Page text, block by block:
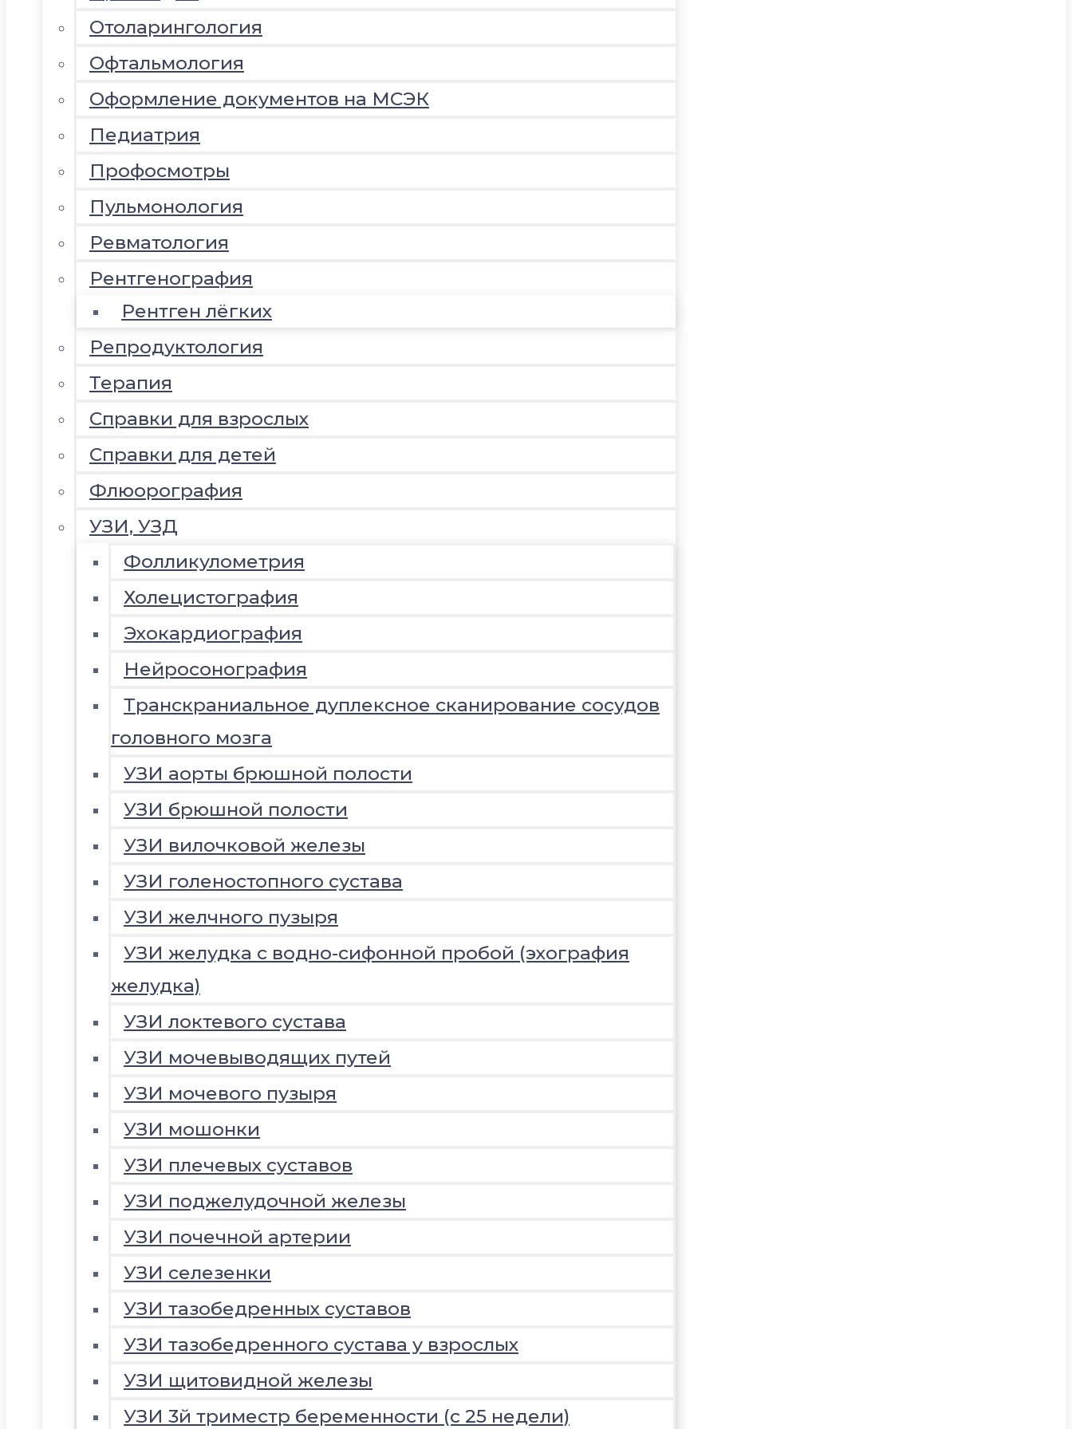
Отоларингология
Офтальмология
Оформление документов на МСЭК
Педиатрия
Профосмотры
Пульмонология
Ревматология
Рентгенография
Рентген лёгких
Репродуктология
Терапия
Справки для взрослых
Справки для детей
Флюорография
УЗИ, УЗД
Фолликулометрия
Холецистография
Эхокардиография
Нейросонография
Транскраниальное дуплексное сканирование сосудов
головного мозга
УЗИ аорты брюшной полости
УЗИ брюшной полости
УЗИ вилочковой железы
УЗИ голеностопного сустава
УЗИ желчного пузыря
УЗИ желудка с водно-сифонной пробой (эхография
желудка)
УЗИ локтевого сустава
УЗИ мочевыводящих путей
УЗИ мочевого пузыря
УЗИ мошонки
УЗИ плечевых суставов
УЗИ поджелудочной железы
УЗИ почечной артерии
УЗИ селезенки
УЗИ тазобедренных суставов
УЗИ тазобедренного сустава у взрослых
УЗИ щитовидной железы
УЗИ 3й триместр беременности (с 25 недели)